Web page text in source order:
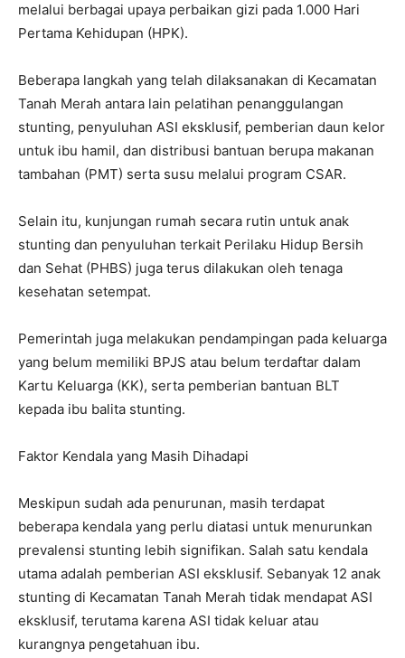
melalui berbagai upaya perbaikan gizi pada 1.000 Hari
Pertama Kehidupan (HPK).
Beberapa langkah yang telah dilaksanakan di Kecamatan
Tanah Merah antara lain pelatihan penanggulangan
stunting, penyuluhan ASI eksklusif, pemberian daun kelor
untuk ibu hamil, dan distribusi bantuan berupa makanan
tambahan (PMT) serta susu melalui program CSAR.
Selain itu, kunjungan rumah secara rutin untuk anak
stunting dan penyuluhan terkait Perilaku Hidup Bersih
dan Sehat (PHBS) juga terus dilakukan oleh tenaga
kesehatan setempat.
Pemerintah juga melakukan pendampingan pada keluarga
yang belum memiliki BPJS atau belum terdaftar dalam
Kartu Keluarga (KK), serta pemberian bantuan BLT
kepada ibu balita stunting.
Faktor Kendala yang Masih Dihadapi
Meskipun sudah ada penurunan, masih terdapat
beberapa kendala yang perlu diatasi untuk menurunkan
prevalensi stunting lebih signifikan. Salah satu kendala
utama adalah pemberian ASI eksklusif. Sebanyak 12 anak
stunting di Kecamatan Tanah Merah tidak mendapat ASI
eksklusif, terutama karena ASI tidak keluar atau
kurangnya pengetahuan ibu.